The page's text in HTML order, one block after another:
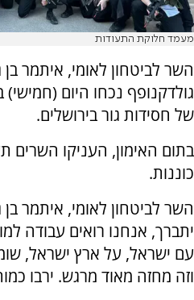
מעמד חלוקת התעודות
השר לביטחון לאומי, איתמר בן
גולדקנופף נכחו היום
של חסידות גור בירושלים.
בתום האימון, העניקו השרים
כוננות.
השר לביטחון לאומי, איתמר
יתברך, אנחנו רואים עבודה
עם ישראל, על ארץ ישראל,
וזה מחזה מאוד מרגש. ירבו